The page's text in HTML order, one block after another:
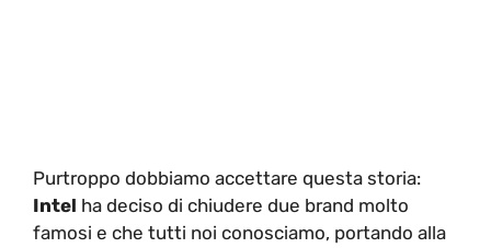
Purtroppo dobbiamo accettare questa storia:
Intel ha deciso di chiudere due brand molto
famosi e che tutti noi conosciamo, portando alla